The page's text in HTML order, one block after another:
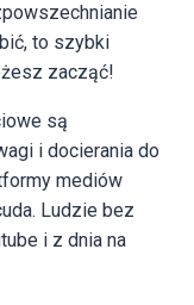
to szybki
zacząć!
są
i docierania do
mediów
Ludzie bez
i z dnia na